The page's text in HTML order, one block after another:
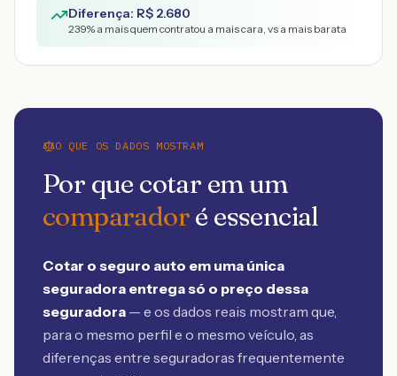
Diferença: R$ 2.680
239% a mais quem contratou a mais cara, vs a mais barata
O QUE OS DADOS MOSTRAM
Por que cotar em um
comparadoré essencial
Cotar o seguro auto em uma única
seguradora entrega só o preço dessa
seguradora — e os dados reais mostram que,
para o mesmo perfil e o mesmo veículo, as
diferenças entre seguradoras frequentemente